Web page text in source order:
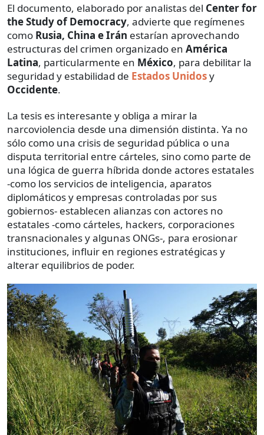
El documento, elaborado por analistas del Center for
the Study of Democracy, advierte que regímenes
como Rusia, China e Irán estarían aprovechando
estructuras del crimen organizado en América
Latina, particularmente en México, para debilitar la
seguridad y estabilidad de Estados Unidosy
Occidente.
La tesis es interesante y obliga a mirar la
narcoviolencia desde una dimensión distinta. Ya no
sólo como una crisis de seguridad pública o una
disputa territorial entre cárteles, sino como parte de
una lógica de guerra híbrida donde actores estatales
-como los servicios de inteligencia, aparatos
diplomáticos y empresas controladas por sus
gobiernos- establecen alianzas con actores no
estatales -como cárteles, hackers, corporaciones
transnacionales y algunas ONGs-, para erosionar
instituciones, influir en regiones estratégicas y
alterar equilibrios de poder.